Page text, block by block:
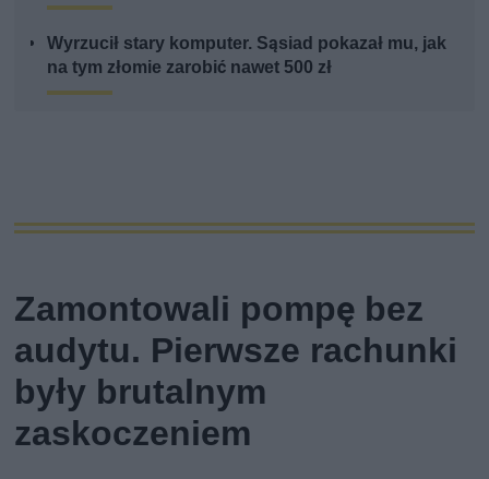
Wyrzucił stary komputer. Sąsiad pokazał mu, jak
na tym złomie zarobić nawet 500 zł
Zamontowali pompę bez
audytu. Pierwsze rachunki
były brutalnym
zaskoczeniem